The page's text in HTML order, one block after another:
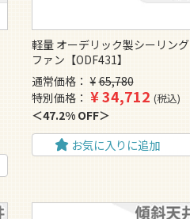
軽量 オーデリック製シーリング
ファン【ODF431】
通常価格
¥ 65,780
特別価格
¥34,712 税込
47.2% OFF
お気に入りに追加